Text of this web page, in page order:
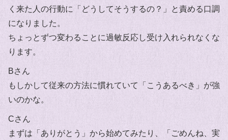
く来た人の行動に「どうしてそうするの？」と責める口調
になりました。
ちょっとずつ変わることに過敏反応し受け入れられなくな
ります。
Bさん
もしかして従来の方法に慣れていて「こうあるべき」が強
いのかな。
Cさん
まずは「ありがとう」から始めてみたり、「ごめんね、実